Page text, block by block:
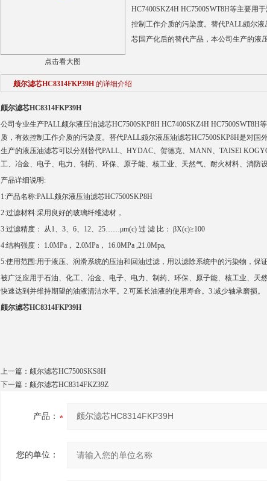
点击看大图
HC7400SKZ4H HC7500SWT8H等主要用
控制工作介质的污染度。替代PALL颇尔
芯国产化后的替代产品，本公司生产的液
颇尔滤芯HC8314FKP39H 的详细介绍
颇尔滤芯HC8314FKP39H
公司专业生产PALL颇尔液压油滤芯HC7500SKP8H HC7400SKZ4H
质，有效控制工作介质的污染度。替代PALL颇尔液压油滤芯HC7500SKP8H是对
生产的液压油滤芯可以分别替代PALL、HYDAC、贺德克、MANN、TAISEI
工、冶金、电子、电力、制药、环保、原子能、核工业、天然气、耐火材料、消防
产品详细说明:
1:产品名称:PALL颇尔液压油滤芯HC7500SKP8H
2:过滤材料:采用良好的玻璃纤维滤材，
3:过滤精度： 从1、3、6、12、25……μm(c) 过 滤 比： βX(c)≥100
4:结构强度： 1.0MPa， 2.0MPa， 16.0MPa ,21.0Mpa,
5:使用范围:用于液压、润滑系统的压油和回油过滤，用以滤除系统中的污染物，保
被广泛应用于石油、化工、冶金、电子、电力、制药、环保、原子能、核工业、天
快速达到并维持期望的油液清洁水平。2.可延长油液的使用寿命。3.减少轴承磨损。
颇尔滤芯HC8314FKP39H
上一篇： 颇尔滤芯HC7500SKS8H
下一篇： 颇尔滤芯HC8314FKZ39Z
产品：
您的单位：